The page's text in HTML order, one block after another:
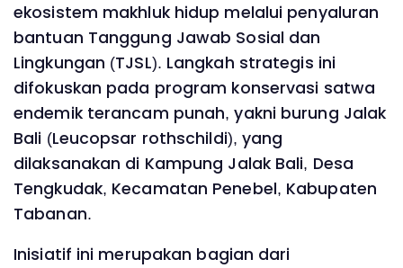
ekosistem makhluk hidup melalui penyaluran
bantuan Tanggung Jawab Sosial dan
Lingkungan (TJSL). Langkah strategis ini
difokuskan pada program konservasi satwa
endemik terancam punah, yakni burung Jalak
Bali (Leucopsar rothschildi), yang
dilaksanakan di Kampung Jalak Bali, Desa
Tengkudak, Kecamatan Penebel, Kabupaten
Tabanan.
Inisiatif ini merupakan bagian dari